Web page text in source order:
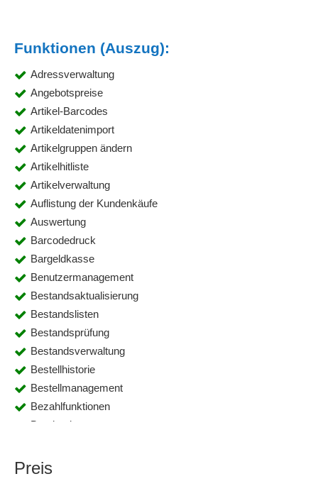
Funktionen (Auszug):
Adressverwaltung
Angebotspreise
Artikel-Barcodes
Artikeldatenimport
Artikelgruppen ändern
Artikelhitliste
Artikelverwaltung
Auflistung der Kundenkäufe
Auswertung
Barcodedruck
Bargeldkasse
Benutzermanagement
Bestandsaktualisierung
Bestandslisten
Bestandsprüfung
Bestandsverwaltung
Bestellhistorie
Bestellmanagement
Bezahlfunktionen
Bondruck
Elektronische Zahlungen
Preis